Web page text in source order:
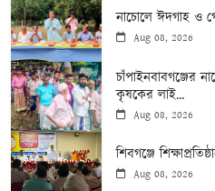
নাচোলে ঈদগাহ ও
Aug 08, 2026
চাঁপাইনবাবগঞ্জের
কৃষকের লাই...
Aug 08, 2026
শিবগঞ্জে
Aug 08, 2026